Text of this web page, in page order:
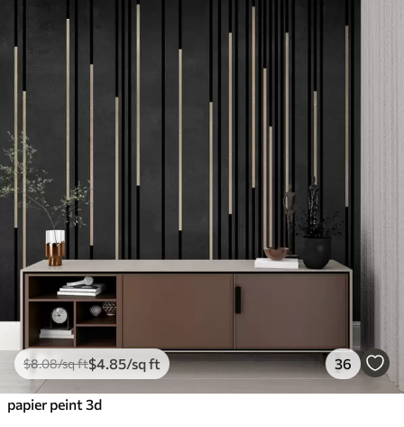
$8.08/sq ft$4 .85/sq ft 36
papier peint 3d